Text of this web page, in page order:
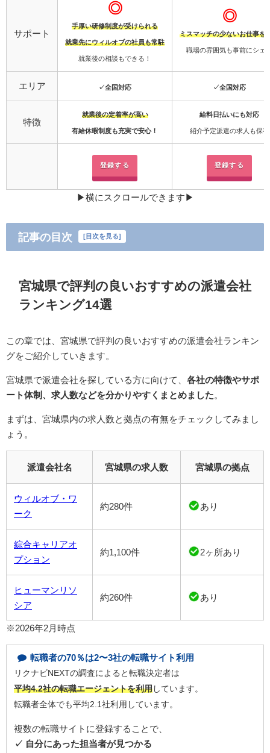
サポート
◎
手厚い研修制度が受けられる
就業先にウィルオブの社員も常駐
就業後の相談もできる！
◎
ミスマッチの少ないお仕事を
職場の雰囲気も事前にシェ
エリア ✓全国対応 ✓全国対応
特徴
就業後の定着率が高い
有給休暇制度も充実で安心！
給料日払いにも対応
紹介予定派遣の求人も保有
登録する 登録する
▶︎横にスクロールできます▶︎
記事の目次 [目次を見る]
宮城県で評判の良いおすすめの派遣会社
ランキング14選
この章では、宮城県で評判の良いおすすめの派遣会社ランキン
グをご紹介していきます。
宮城県で派遣会社を探している方に向けて、 各社の特徴やサポ
ート体制、求人数などを分かりやすくまとめました
まずは、宮城県内の求人数と拠点の有無をチェックしてみまし
ょう。
派遣会社名 宮城県の求人数 宮城県の拠点
ウィルオブ・ワ
ーク
約280件 あり
綜合キャリアオ
プション
約1,100件 2ヶ所あり
ヒューマンリソ
シア
約260件 あり
※2026年2月時点
転職者の70％は2〜3社の転職サイト利用
リクナビNEXTの調査によると転職決定者は
平均4.2社の転職エージェントを利用 しています。
転職者全体でも平均2.1社利用しています。
複数の転職サイトに登録することで、
✓ 自分にあった担当者が見つかる